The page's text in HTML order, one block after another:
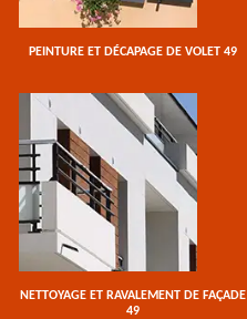
PEINTURE ET DÉCAPAGE DE VOLET 49
NETTOYAGE ET RAVALEMENT DE FAÇADE
49